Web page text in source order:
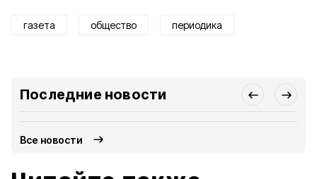
газета общество периодика
Последние новости
Все новости